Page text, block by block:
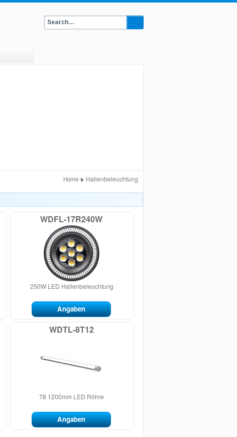
Home Hallenbeleuchtung
WDFL-17R240W
250W LED Hallenbeleuchtung
Angaben
WDTL-8T12
T8 1200mm LED Röhre
Angaben